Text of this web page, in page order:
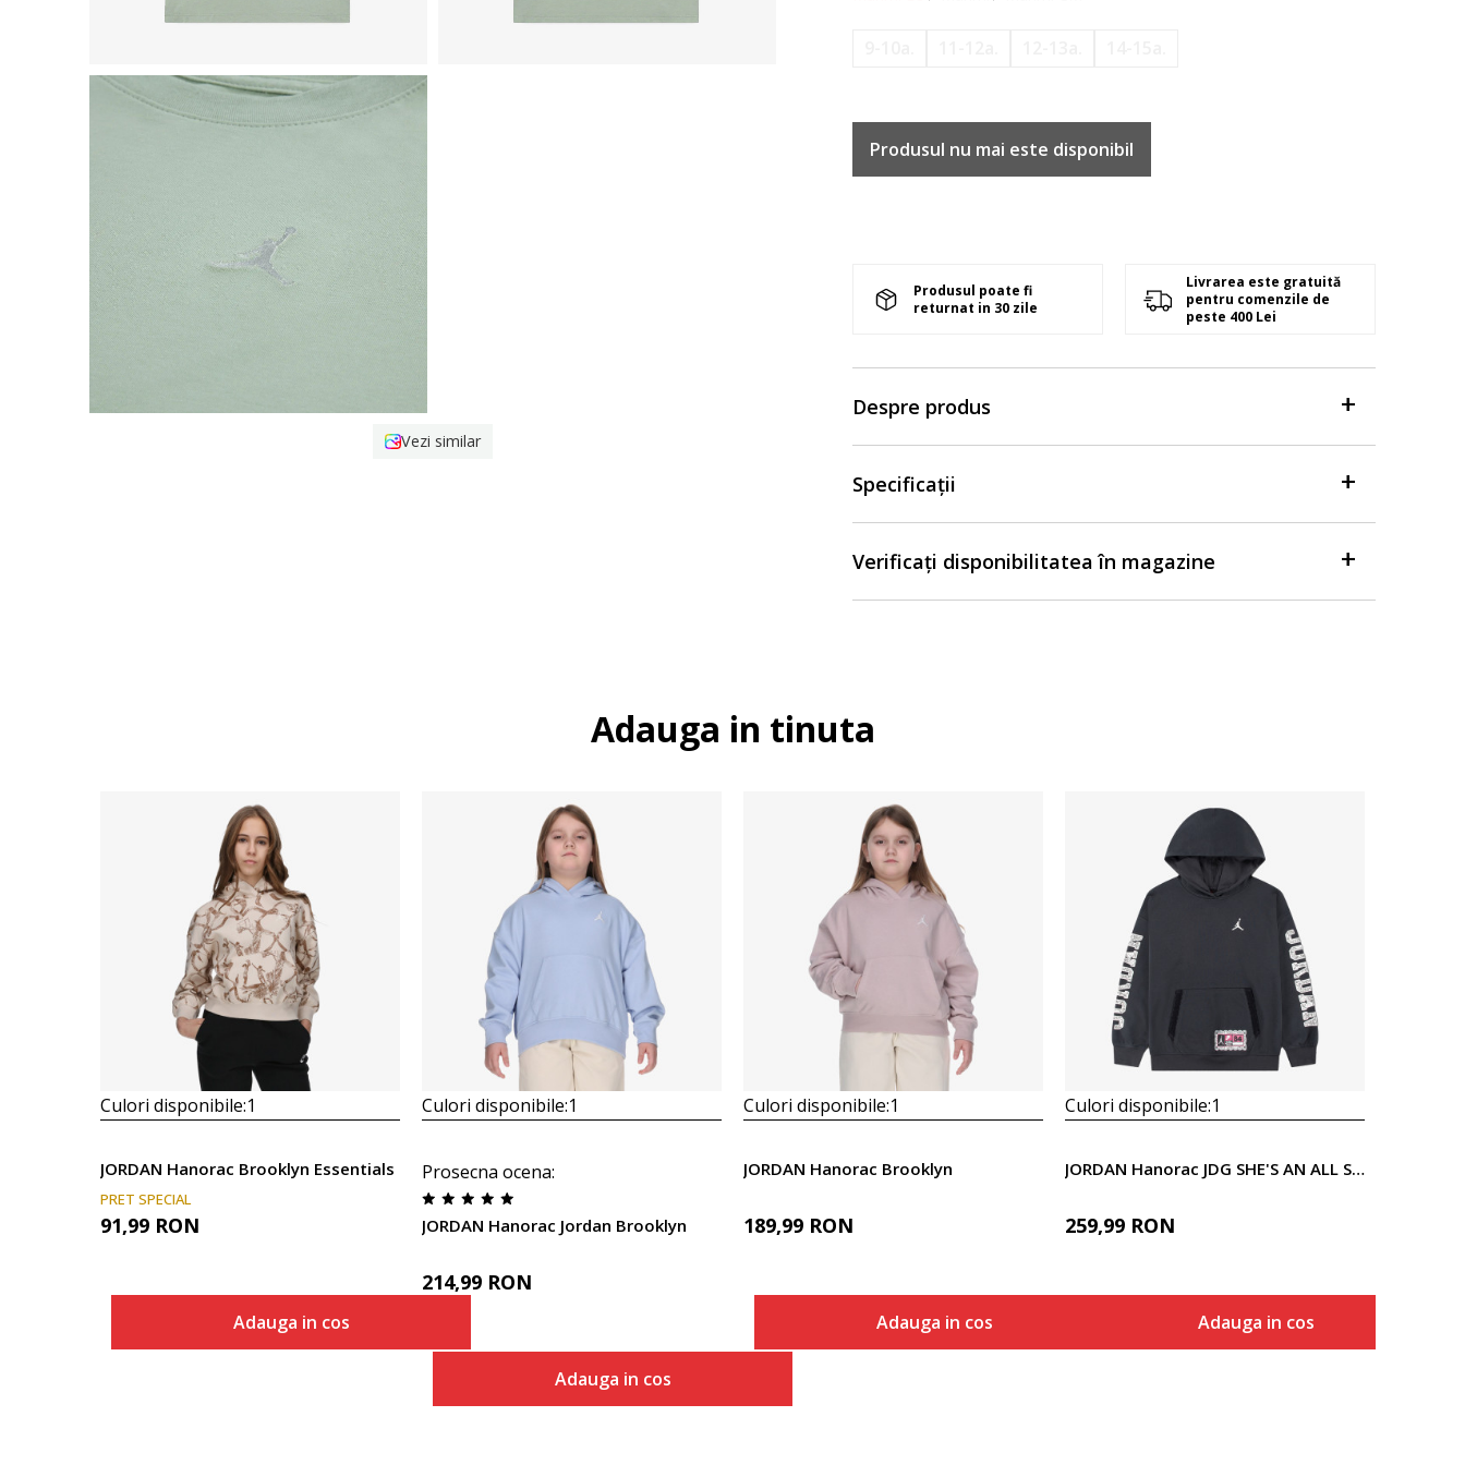
Vezi similar
Produsul nu mai este disponibil
Produsul poate fi
returnat in 30 zile
Livrarea este gratuită
pentru comenzile de
peste 400 Lei
Despre produs
Specificații
Verificați disponibilitatea în magazine
Adauga in tinuta
Culori disponibile:1
JORDAN Hanorac Brooklyn Essentials
PRET SPECIAL
91,99 RON
Adauga in cos
Culori disponibile:1
Prosecna ocena:
JORDAN Hanorac Jordan Brooklyn
214,99 RON
Adauga in cos
Culori disponibile:1
JORDAN Hanorac Brooklyn
189,99 RON
Adauga in cos
Culori disponibile:1
JORDAN Hanorac JDG SHE'S AN ALL STAR FT PO HO
259,99 RON
Adauga in cos